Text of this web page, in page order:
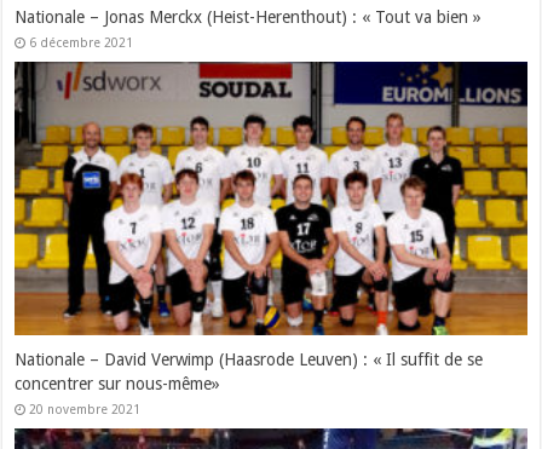
Nationale – Jonas Merckx (Heist-Herenthout) : « Tout va bien »
6 décembre 2021
Nationale – David Verwimp (Haasrode Leuven) : « Il suffit de se
concentrer sur nous-même»
20 novembre 2021